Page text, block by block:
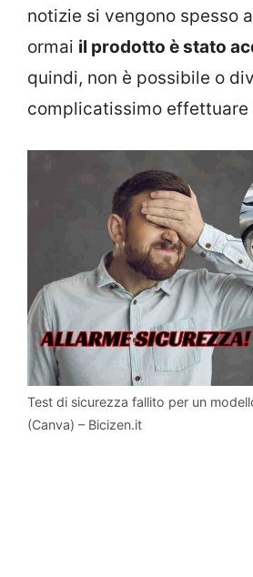
notizie si vengono spesso
ormai il prodotto è stato
quindi, non è possibile o
complicatissimo effettuare
Test di sicurezza fallito per un
(Canva) – Bicizen.it